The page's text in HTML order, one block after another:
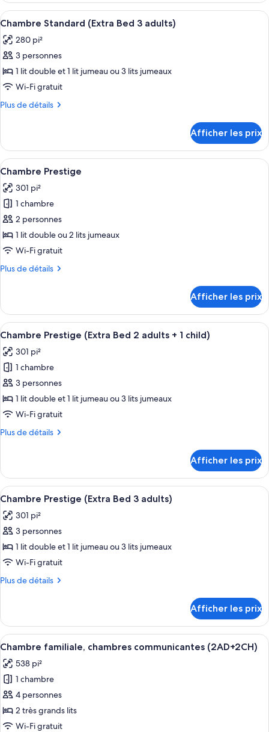
(Extra
Bed
2
adults
+
1
child)
Standard
(Extra
2
adults
child)
Afficher
toutes
les
photos
pour
ce
type
Chambre
Standard
(Extra
Bed
3
adults)
Une chambre d’hôtel avec un grand
7
Chambre Standard (Extra Bed 3 adults)
280 pi²
3 personnes
1 lit double et 1 lit jumeau ou 3 lits jumeaux
Wi-Fi gratuit
Plus de détails
Plus
Chambre
Standard
(Extra
3
adults)
Afficher les prix
Afficher
toutes
les
photos
pour
ce
type
chambre :
Une chambre d’hôtel avec un
11
Chambre Prestige
301 pi²
1 chambre
2 personnes
1 lit double ou 2 lits jumeaux
Wi-Fi gratuit
Plus de détails
Plus
Chambre
Prestige
Afficher les prix
Afficher
toutes
les
photos
pour
ce
type
chambre :
(Extra
Bed
2
adults
+
1
child)
Une chambre d’hôtel avec un
11
Chambre Prestige (Extra Bed 2 adults + 1 child)
301 pi²
1 chambre
3 personnes
1 lit double et 1 lit jumeau ou 3 lits jumeaux
Wi-Fi gratuit
Plus de détails
Plus
Chambre
Prestige
(Extra
2
adults
child)
Afficher les prix
Afficher
toutes
les
photos
pour
ce
type
Chambre
Prestige
(Extra
Bed
3
adults)
Une chambre d’hôtel avec un
11
Chambre Prestige (Extra Bed 3 adults)
301 pi²
3 personnes
1 lit double et 1 lit jumeau ou 3 lits jumeaux
Wi-Fi gratuit
Plus de détails
Plus
Chambre
Prestige
(Extra
3
adults)
Afficher les prix
Afficher
toutes
les
photos
pour
ce
type
Une chambre d’hôtel avec deux
8
Chambre familiale, chambres communicantes (2AD+2CH)
538 pi²
1 chambre
4 personnes
2 très grands lits
Wi-Fi gratuit